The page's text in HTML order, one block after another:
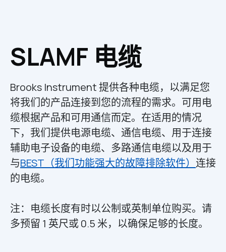
SLAMF 电缆
Brooks Instrument 提供各种电缆，以满足您
将我们的产品连接到您的流程的需求。可用电
缆根据产品和可用通信而定。在适用的情况
下，我们提供电源电缆、通信电缆、用于连接
辅助电子设备的电缆、多路通信电缆以及用于
与BEST（我们功能强大的故障排除软件） 连接
的电缆。
注：电缆长度有时以公制或英制单位购买。请
多预留 1 英尺或 0.5 米，以确保足够的长度。